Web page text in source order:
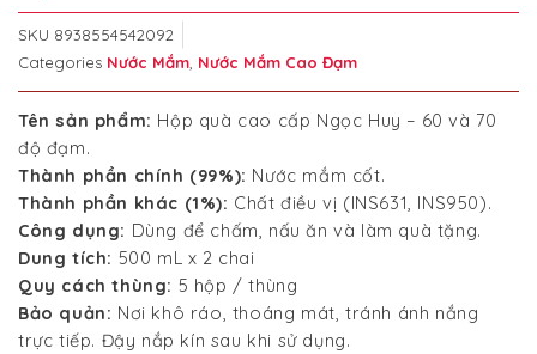
SKU 8938554542092
Categories Nước Mắm Nước Mắm Cao Đạm
Tên sản phẩm: Hộp quà cao cấp Ngọc Huy – 60 và 70
độ đạm.
Thành phần chính (99%): Nước mắm cốt.
Thành phần khác (1%): Chất điều vị (INS631, INS950).
Công dụng: Dùng để chấm, nấu ăn và làm quà tặng.
Dung tích: 500 mL x 2 chai
Quy cách thùng: 5 hộp / thùng
Bảo quản: Nơi khô ráo, thoáng mát, tránh ánh nắng
trực tiếp. Đậy nắp kín sau khi sử dụng.